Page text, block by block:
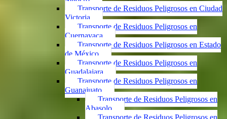
Transporte de Residuos Peligrosos en Ciudad
Victoria
Transporte de Residuos Peligrosos en
Cuernavaca
Transporte de Residuos Peligrosos en Estado
de México
Transporte de Residuos Peligrosos en
Guadalajara
Transporte de Residuos Peligrosos en
Guanajuato
Transporte de Residuos Peligrosos en
Abasolo
Transporte de Residuos Peligrosos en